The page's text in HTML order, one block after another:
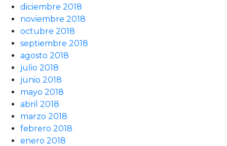
diciembre 2018
noviembre 2018
octubre 2018
septiembre 2018
agosto 2018
julio 2018
junio 2018
mayo 2018
abril 2018
marzo 2018
febrero 2018
enero 2018